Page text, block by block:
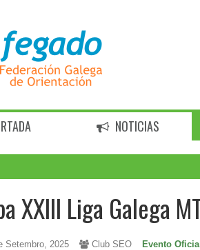
NOTICIAS
XXIII Liga Galega
Setembro, 2025 Club SEO Evento Oficial